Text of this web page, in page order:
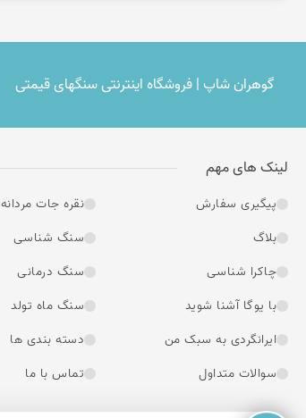
گوهران شاپ | فروشگاه اینترنتی سنگهای قیمتی
لینک های مهم
پیگیری سفارش
نقره جات مردانه
بلاگ
سنگ شناسی
چاکرا شناسی
سنگ درمانی
با یوگا آشنا شوید
سنگ ماه تولد
ایرانگردی به سبک من
دسته بندی ها
سوالات متداول
تماس با ما